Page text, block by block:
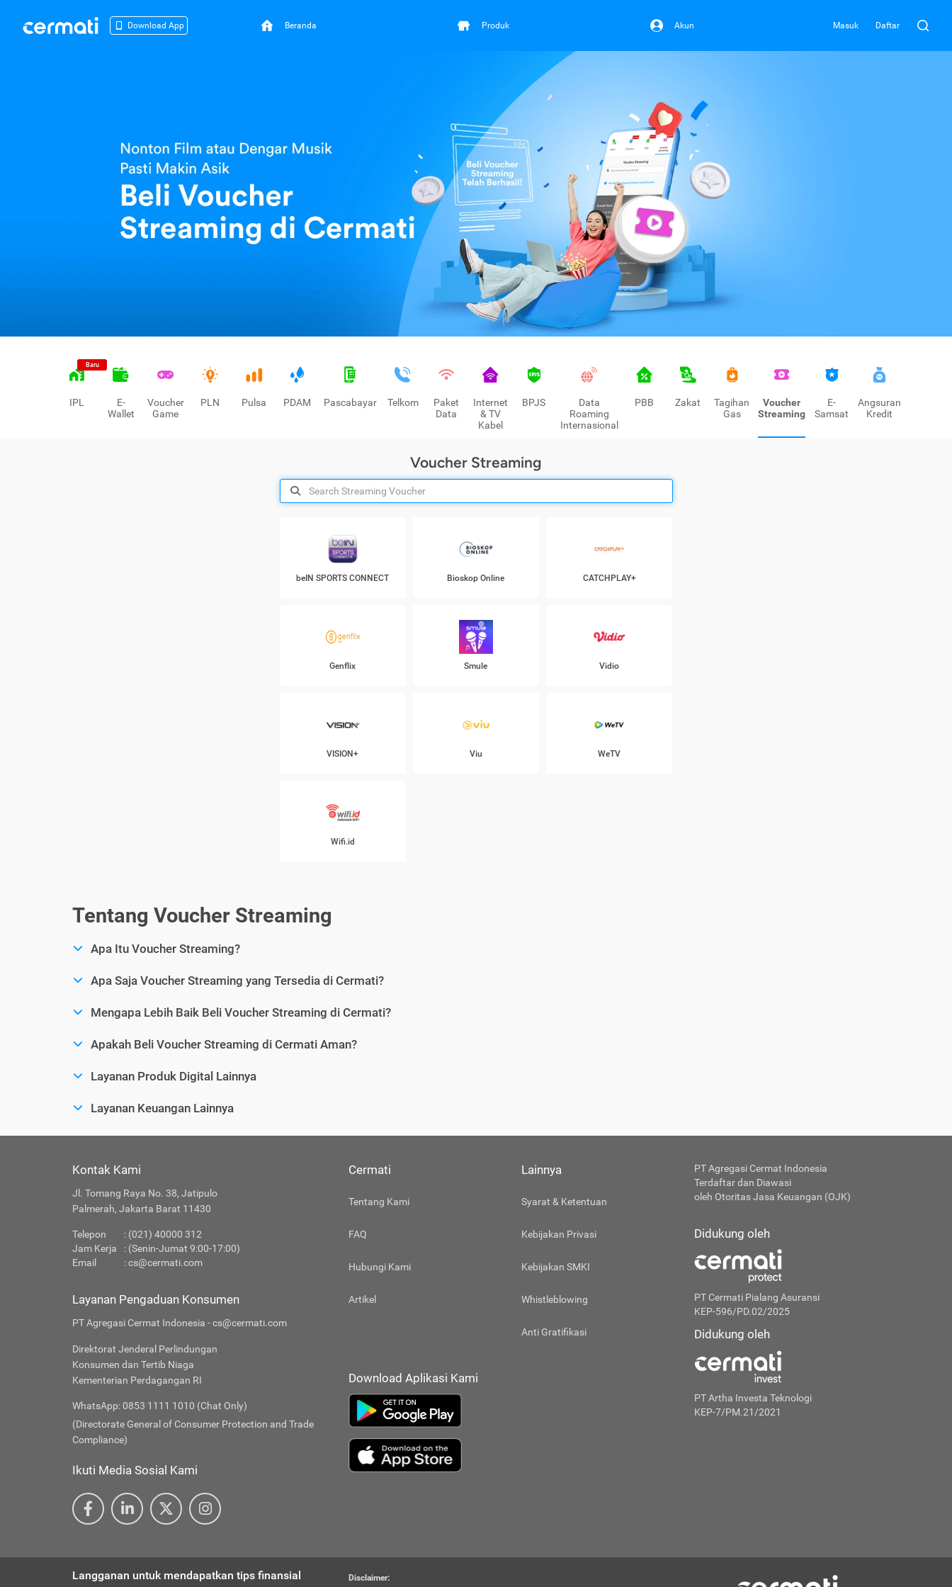
Download App Beranda Produk Akun Masuk Daftar
Baru
IPL
E-
Wallet
Voucher
Game
PLN Pulsa PDAM Pascabayar Telkom
Paket
Data
Internet
& TV
Kabel
BPJS
Data
Roaming
Internasional
PBB Zakat
Tagihan
Gas
Voucher
Streaming
E-
Samsat
Angsuran
Kredit
Voucher Streaming
beIN SPORTS CONNECT Bioskop Online CATCHPLAY+
Genflix Smule Vidio
VISION+ Viu WeTV
Wifi.id
Tentang Voucher Streaming
Apa Itu Voucher Streaming?
Apa Saja Voucher Streaming yang Tersedia di Cermati?
Mengapa Lebih Baik Beli Voucher Streaming di Cermati?
Apakah Beli Voucher Streaming di Cermati Aman?
Layanan Produk Digital Lainnya
Layanan Keuangan Lainnya
Kontak Kami
Jl. Tomang Raya No. 38, Jatipulo
Palmerah, Jakarta Barat 11430
Telepon
: (021) 40000 312
Jam Kerja
: (Senin-Jumat 9:00-17:00)
Email
:cs@cermati.com
Layanan Pengaduan Konsumen
PT Agregasi Cermat Indonesia - cs@cermati.com
Direktorat Jenderal Perlindungan
Konsumen dan Tertib Niaga
Kementerian Perdagangan RI
WhatsApp: 0853 1111 1010 (Chat Only)
(Directorate General of Consumer Protection and Trade
Compliance)
Ikuti Media Sosial Kami
Cermati
Tentang Kami
FAQ
Hubungi Kami
Artikel
Lainnya
Syarat & Ketentuan
Kebijakan Privasi
Kebijakan SMKI
Whistleblowing
Anti Gratifikasi
Download Aplikasi Kami
PT Agregasi Cermat Indonesia
Terdaftar dan Diawasi
oleh Otoritas Jasa Keuangan (OJK)
Didukung oleh
PT Cermati Pialang Asuransi
KEP-596/PD.02/2025
Didukung oleh
PT Artha Investa Teknologi
KEP-7/PM.21/2021
Langganan untuk mendapatkan tips finansial
Disclaimer: